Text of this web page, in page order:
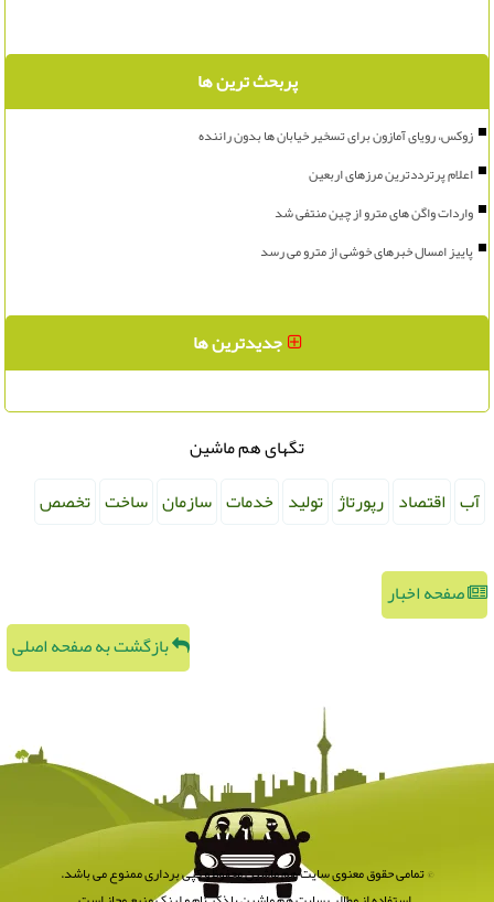
پربحث ترین ها
زوکس، رویای آمازون برای تسخیر خیابان ها بدون راننده
اعلام پرترددترین مرزهای اربعین
واردات واگن های مترو از چین منتفی شد
پاییز امسال خبرهای خوشی از مترو می رسد
جدیدترین ها
تگهای هم ماشین
آب
اقتصاد رپورتاژ تولید خدمات سازمان ساخت تخصص
صفحه اخبار
بازگشت به صفحه اصلی
© تمامی حقوق معنوی سایت هم ماشین محفوظ و کپی برداری ممنوع می باشد.